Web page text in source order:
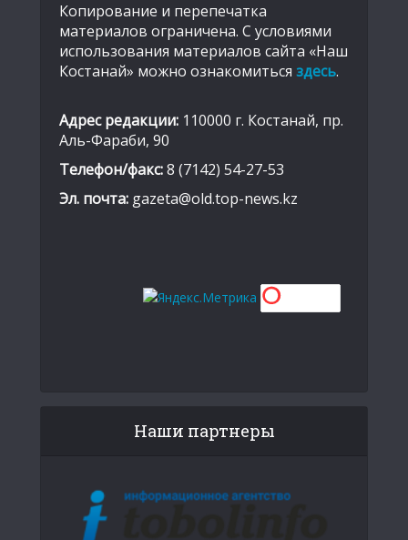
Копирование и перепечатка
материалов ограничена. С условиями
использования материалов сайта «Наш
Костанай» можно ознакомиться здесь.
Адрес редакции: 110000 г. Костанай, пр.
Аль-Фараби, 90
Телефон/факс:8 (7142) 54-27-53
Эл. почта: gazeta@old.top-news.kz
Наши партнеры